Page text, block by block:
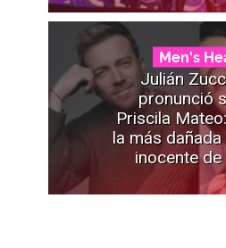
Men's
Julián
pronunció
Priscila
la más
inocente de